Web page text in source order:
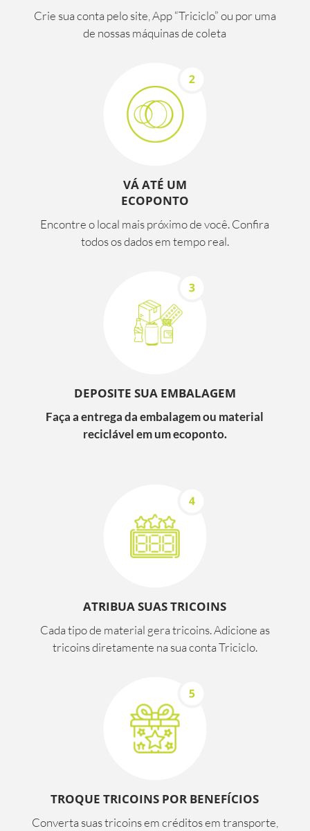
Crie sua conta pelo site, App “Triciclo” ou por uma
de nossas máquinas de coleta
VÁ ATÉ UM
ECOPONTO
Encontre o local mais próximo de você. Confira
todos os dados em tempo real.
DEPOSITE SUA EMBALAGEM
Faça a entrega da embalagem ou material
reciclável em um ecoponto.
ATRIBUA SUAS TRICOINS
Cada tipo de material gera tricoins. Adicione as
tricoins diretamente na sua conta Triciclo.
TROQUE TRICOINS POR BENEFÍCIOS
Converta suas tricoins em créditos em transporte,